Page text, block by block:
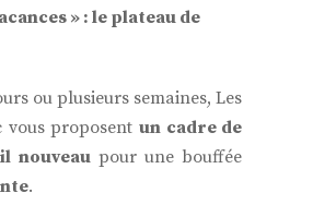
» : le plateau de
ou plusieurs semaines, Les
vous proposent un cadre de
nouveaupour une bouffée
.